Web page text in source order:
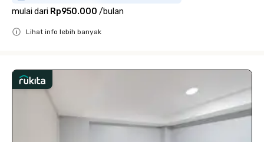
mulai dari Rp950.000 /bulan
Lihat info lebih banyak